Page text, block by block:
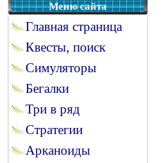
Меню сайта
Главная страница
Квесты, поиск
Симуляторы
Бегалки
Три в ряд
Стратегии
Арканоиды